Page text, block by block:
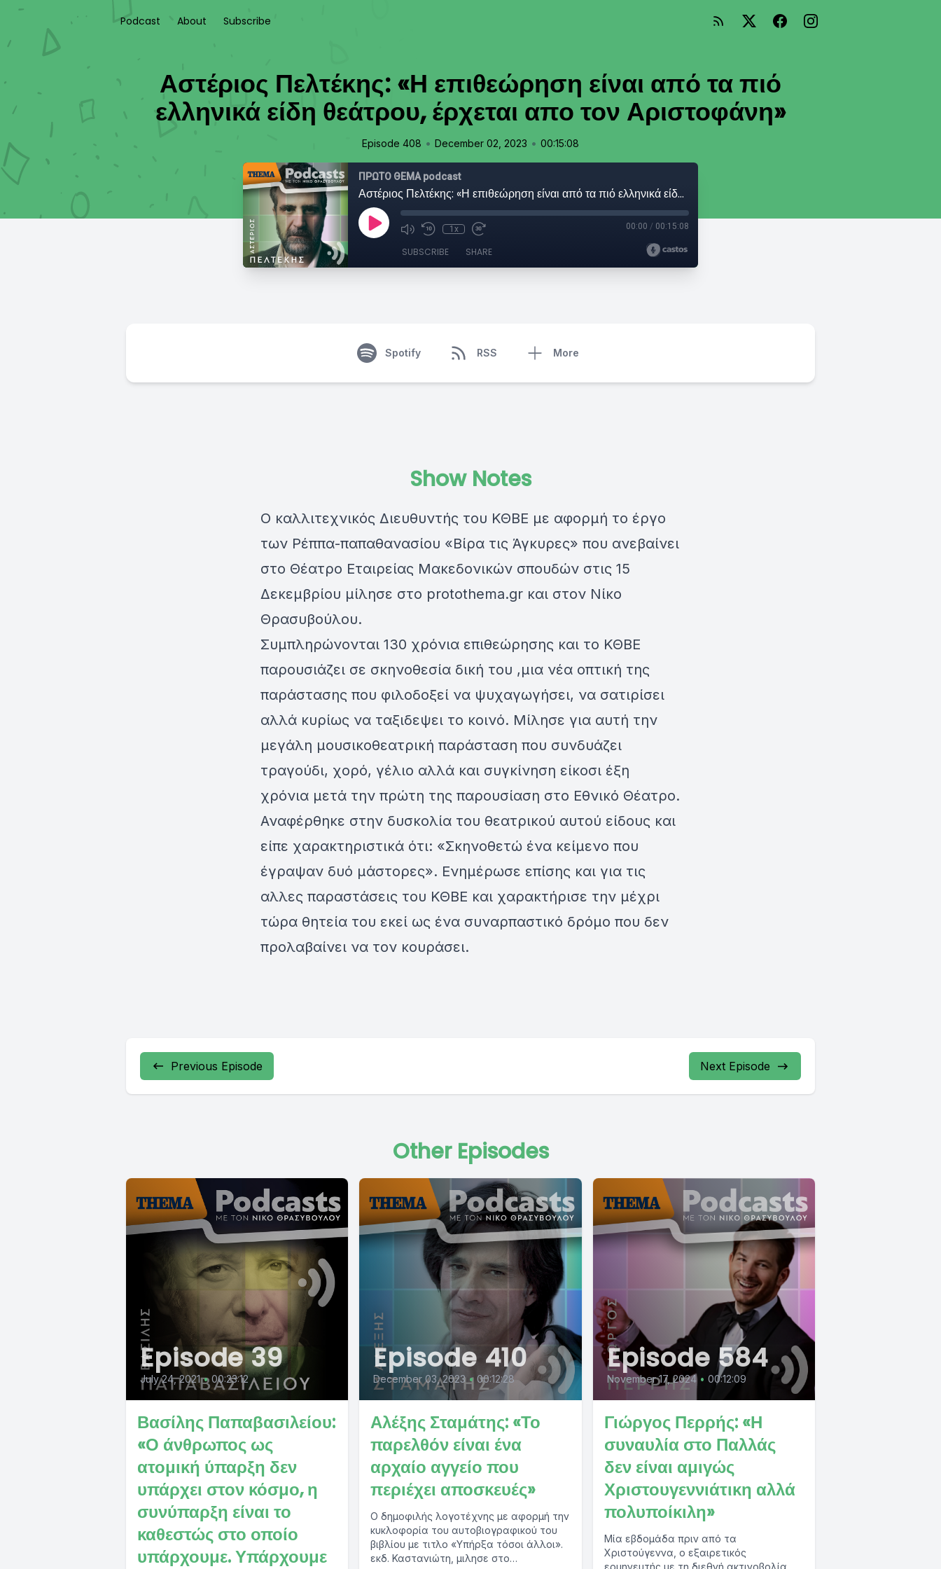
Podcast About Subscribe
Αστέριος Πελτέκης: «Η επιθεώρηση είναι από τα πιό
ελληνικά είδη θεάτρου, έρχεται απο τον Αριστοφάνη»
Episode 408 • December 02, 2023 • 00:15:08
ΠΡΩΤΟ ΘΕΜΑ podcast
Αστέριος Πελτέκης: «Η επιθεώρηση είναι από τα πιό ελληνικά είδη θεάτρου, έρχεται απο τον Αριστοφάνη»
1x 00:00 / 00:15:08
SUBSCRIBE SHARE
Spotify RSS More
Show Notes
Ο καλλιτεχνικός Διευθυντής του ΚΘΒΕ με αφορμή το έργο
των Ρέππα-παπαθανασίου «Βίρα τις Άγκυρες» που ανεβαίνει
στο Θέατρο Εταιρείας Μακεδονικών σπουδών στις 15
Δεκεμβρίου μίλησε στο protothema.gr και στον Νίκο
Θρασυβούλου.
Συμπληρώνονται 130 χρόνια επιθεώρησης και το ΚΘΒΕ
παρουσιάζει σε σκηνοθεσία δική του ,μια νέα οπτική της
παράστασης που φιλοδοξεί να ψυχαγωγήσει, να σατιρίσει
αλλά κυρίως να ταξιδεψει το κοινό. Μίλησε για αυτή την
μεγάλη μουσικοθεατρική παράσταση που συνδυάζει
τραγούδι, χορό, γέλιο αλλά και συγκίνηση είκοσι έξη
χρόνια μετά την πρώτη της παρουσίαση στο Εθνικό Θέατρο.
Αναφέρθηκε στην δυσκολία του θεατρικού αυτού είδους και
είπε χαρακτηριστικά ότι: «Σκηνοθετώ ένα κείμενο που
έγραψαν δυό μάστορες». Ενημέρωσε επίσης και για τις
αλλες παραστάσεις του ΚΘΒΕ και χαρακτήρισε την μέχρι
τώρα θητεία του εκεί ως ένα συναρπαστικό δρόμο που δεν
προλαβαίνει να τον κουράσει.
Previous Episode Next Episode
Other Episodes
Episode 39
July 24, 2021 • 00:23:12
Βασίλης Παπαβασιλείου:
«Ο άνθρωπος ως
ατομική ύπαρξη δεν
υπάρχει στον κόσμο, η
συνύπαρξη είναι το
καθεστώς στο οποίο
υπάρχουμε. Υπάρχουμε
Episode 410
December 03, 2023 • 00:12:28
Αλέξης Σταμάτης: «Το
παρελθόν είναι ένα
αρχαίο αγγείο που
περιέχει αποσκευές»
Ο δημοφιλής λογοτέχνης με αφορμή την
κυκλοφορία του αυτοβιογραφικού του
βιβλίου με τιτλο «Υπήρξα τόσοι άλλοι».
εκδ. Καστανιώτη, μιλησε στο
Episode 584
November 17, 2024 • 00:12:09
Γιώργος Περρής: «Η
συναυλία στο Παλλάς
δεν είναι αμιγώς
Χριστουγεννιάτικη αλλά
πολυποίκιλη»
Μία εβδομάδα πριν από τα
Χριστούγεννα, ο εξαιρετικός